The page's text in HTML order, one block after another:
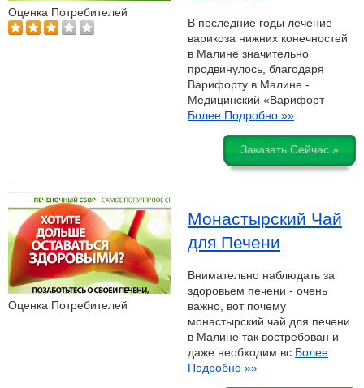
Оценка Потребителей
В последние годы лечение
варикоза нижних конечностей
в Малине значительно
продвинулось, благодаря
Варифорту в Малине -
Медицинский «Варифорт
Более Подробно »»
Заказать Сейчас »
Оценка Потребителей
Монастырский Чай
для Печени
Внимательно наблюдать за
здоровьем печени - очень
важно, вот почему
монастырский чай для печени
в Малине так востребован и
даже необходим вс Более
Подробно »»